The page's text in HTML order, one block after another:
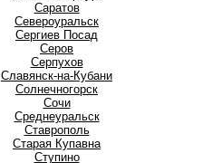
Саратов
Североуральск
Сергиев Посад
Серов
Серпухов
Славянск-на-Кубани
Солнечногорск
Сочи
Среднеуральск
Ставрополь
Старая Купавна
Ступино